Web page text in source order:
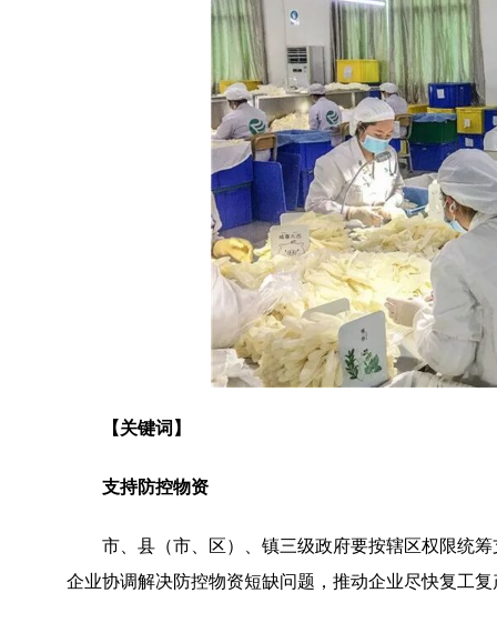
【关键词】
支持防控物资
市、县（市、区）、镇三级政府要按辖区权限统
企业协调解决防控物资短缺问题，推动企业尽快复工复